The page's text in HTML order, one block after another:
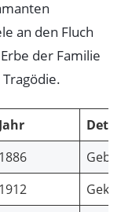
an den Fluch
der Familie
Jahr
1886
1912